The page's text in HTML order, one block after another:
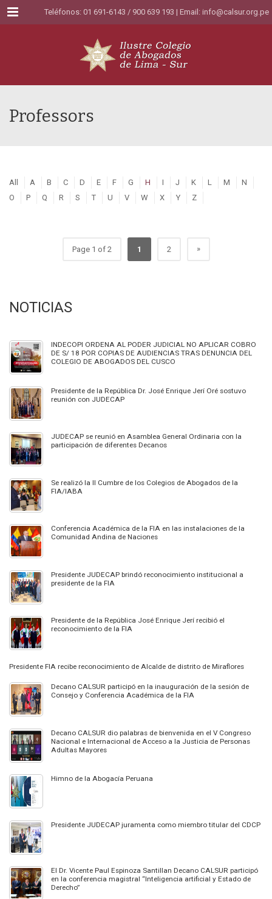
Menu Teléfonos: 01 691-6143 / 900 639 193 | Email: info@calsur.org.pe
Professors
All A B C D E F G H I J K L M
N
O
P Q R S T U V W X Y Z
Page 1 of 2 1 2 »
NOTICIAS
INDECOPI ORDENA AL PODER JUDICIAL NO APLICAR COBRO
DE S/ 18 POR COPIAS DE AUDIENCIAS TRAS DENUNCIA DEL
COLEGIO DE ABOGADOS DEL CUSCO
Presidente de la República Dr. José Enrique Jerí Oré sostuvo
reunión con JUDECAP
JUDECAP se reunió en Asamblea General Ordinaria con la
participación de diferentes Decanos
Se realizó la II Cumbre de los Colegios de Abogados de la
FIA/IABA
Conferencia Académica de la FIA en las instalaciones de la
Comunidad Andina de Naciones
Presidente JUDECAP brindó reconocimiento institucional a
presidente de la FIA
Presidente de la República José Enrique Jerí recibió el
reconocimiento de la FIA
Presidente FIA recibe reconocimiento de Alcalde de distrito de Miraflores
Decano CALSUR participó en la inauguración de la sesión de
Consejo y Conferencia Académica de la FIA
Decano CALSUR dio palabras de bienvenida en el V Congreso
Nacional e Internacional de Acceso a la Justicia de Personas
Adultas Mayores
Himno de la Abogacía Peruana
Presidente JUDECAP juramenta como miembro titular del CDCP
El Dr. Vicente Paul Espinoza Santillan Decano CALSUR participó
en la conferencia magistral “Inteligencia artificial y Estado de
Derecho”